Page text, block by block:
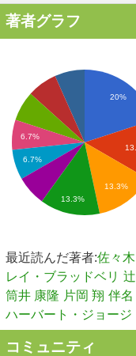
著者グラフ
20%
13.3%
6.7%
6.7%
13.3%
最近読んだ著者:佐々
レイ・ブラッドベリ
筒井 康隆 片岡 翔 伴名
ハーバート・ジョージ
コミュニティ